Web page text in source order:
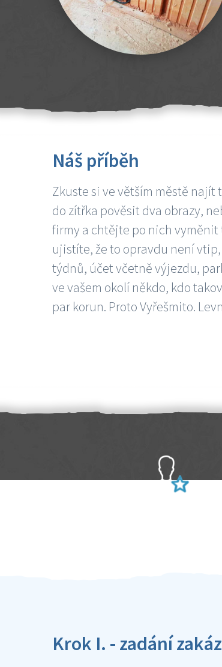
Náš příběh
Zkuste si ve větším městě
do zítřka pověsit dva obrazy,
firmy a chtějte po nich vyměnit
ujistíte, že to opravdu není
týdnů, účet včetně výjezdu,
ve vašem okolí někdo, kdo
par korun. Proto Vyřešmito.
Krok I. - zadání